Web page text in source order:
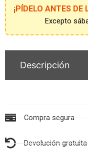
de
espera
¡PÍDELO ANTES
Excepto
Descripción
Compra segura
Devolución gratuita